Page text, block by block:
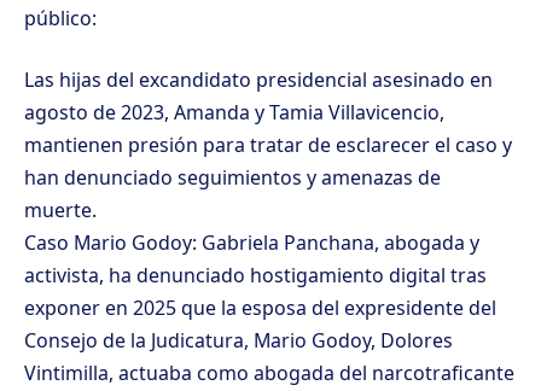
público:
Las hijas del excandidato presidencial asesinado en
agosto de 2023, Amanda y Tamia Villavicencio,
mantienen presión para tratar de esclarecer el caso y
han denunciado seguimientos y amenazas de
muerte.
Caso Mario Godoy: Gabriela Panchana, abogada y
activista, ha denunciado hostigamiento digital tras
exponer en 2025 que la esposa del expresidente del
Consejo de la Judicatura, Mario Godoy, Dolores
Vintimilla, actuaba como abogada del narcotraficante